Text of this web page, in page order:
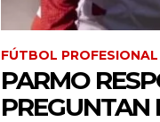
FÚTBOL PROFESIONAL
PARMO
PREGUNTAN